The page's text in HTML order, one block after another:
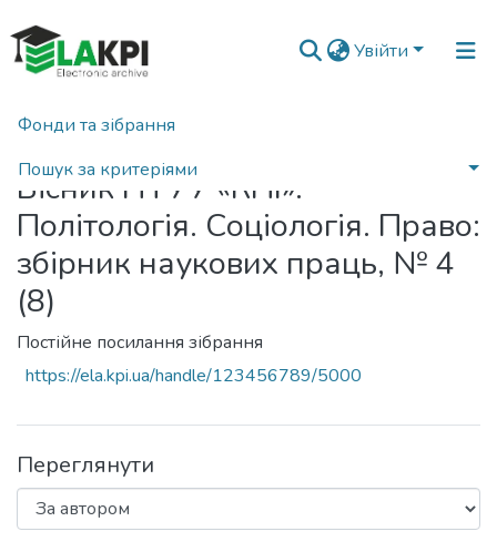
Увійти
Фонди та зібрання
Пошук за критеріями
Головна
Вісник НТУУ «КПІ».
Політологія. Соціологія. Право:
збірник наукових праць, № 4
(8)
Постійне посилання зібрання
https://ela.kpi.ua/handle/123456789/5000
Переглянути